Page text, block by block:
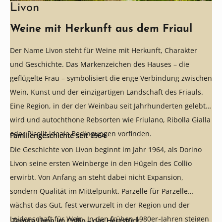
Livon
Weine mit Herkunft aus dem Friaul
Der Name Livon steht für Weine mit Herkunft, Charakter
und Geschichte. Das Markenzeichen des Hauses – die
geflügelte Frau – symbolisiert die enge Verbindung zwischen
Wein, Kunst und der einzigartigen Landschaft des Friauls.
Eine Region, in der der Weinbau seit Jahrhunderten gelebt
wird und autochthone Rebsorten wie Friulano, Ribolla Gialla
oder Picolit ideale Bedingungen vorfinden.
Familiengeschichte seit 1964
Die Geschichte von Livon beginnt im Jahr 1964, als Dorino
Livon seine ersten Weinberge in den Hügeln des Collio
erwirbt. Von Anfang an steht dabei nicht Expansion,
sondern Qualität im Mittelpunkt. Parzelle für Parzelle
wächst das Gut, fest verwurzelt in der Region und der
Leidenschaft für Wein. In den frühen 1980er‑Jahren steigen